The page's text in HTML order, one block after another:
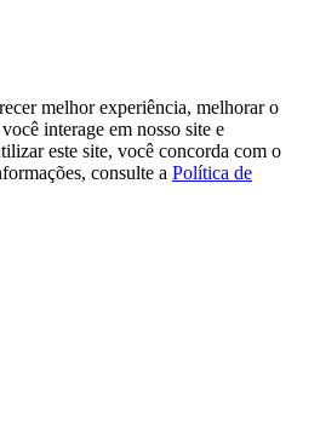
melhor experiência, melhorar o
interage em nosso site e
este site, você concorda com o
consulte a Política de